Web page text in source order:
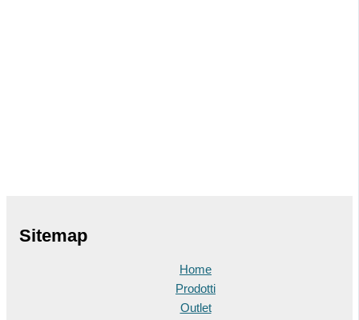
Sitemap
Home
Prodotti
Outlet